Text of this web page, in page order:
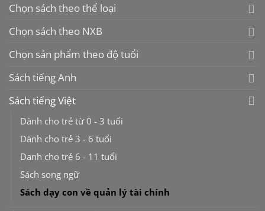
Chọn sách theo thể loại
Chọn sách theo NXB
Chọn sản phẩm theo độ tuổi
Sách tiếng Anh
Sách tiếng Việt
Dành cho trẻ từ 0 - 3 tuổi
Dành cho trẻ 3 - 6 tuổi
Danh cho trẻ 6 - 11 tuổi
Sách song ngữ
Sách dạy con về quản lý tài chính